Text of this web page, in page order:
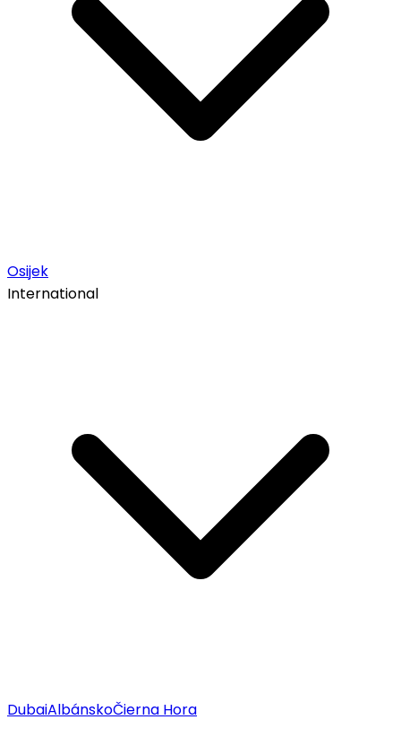
Osijek
International
DubaiAlbánskoČierna Hora